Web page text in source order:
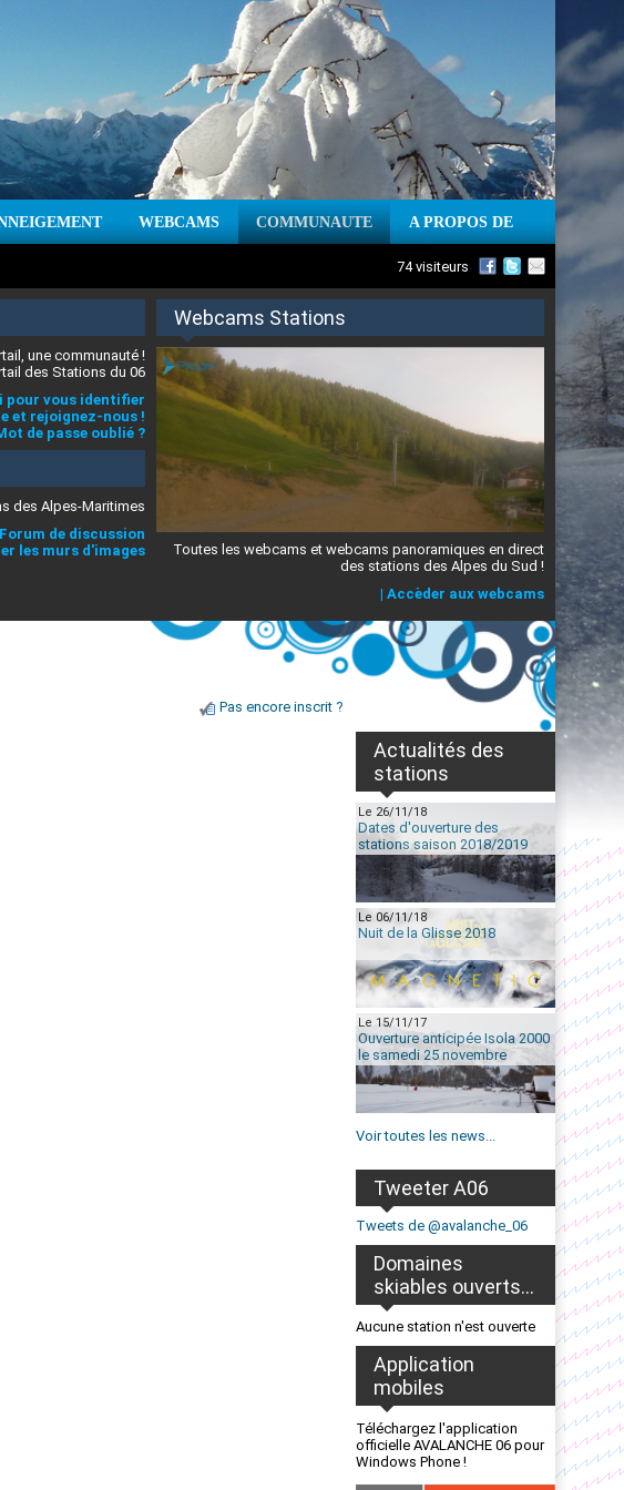
WEBCAMS COMMUNAUTE A PROPOS DE
74 visiteurs
une communauté !
des Stations du 06
pour vous identifier
et rejoignez-nous !
de passe oublié ?
des Alpes-Maritimes
Forum de discussion
les murs d'images
Webcams Stations
Toutes les webcams et webcams panoramiques en direct
des stations des Alpes du Sud !
| Accèder aux webcams
Pas encore inscrit ?
Actualités des
stations
Le 26/11/18
Dates d'ouverture des
stations saison 2018/2019
Le 06/11/18
Nuit de la Glisse 2018
Le 15/11/17
Ouverture anticipée Isola 2000
le samedi 25 novembre
Voir toutes les news...
Tweeter A06
Tweets de @avalanche_06
Domaines
skiables ouverts...
Aucune station n'est ouverte
Application
mobiles
Téléchargez l'application
officielle AVALANCHE 06 pour
Windows Phone !